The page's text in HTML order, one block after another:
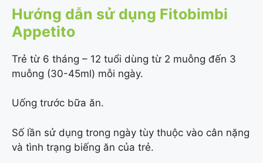
Hướng dẫn sử dụng Fitobimbi
Appetito
Trẻ từ 6 tháng – 12 tuổi dùng từ 2 muỗng đến 3
muỗng (30-45ml) mỗi ngày.
Uống trước bữa ăn.
Số lần sử dụng trong ngày tùy thuộc vào cân nặng
và tình trạng biếng ăn của trẻ.